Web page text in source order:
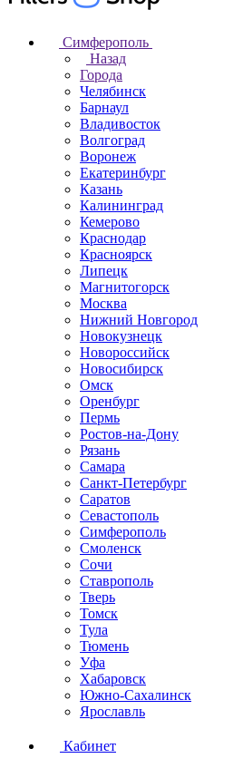
Симферополь
Назад
Города
Челябинск
Барнаул
Владивосток
Волгоград
Воронеж
Екатеринбург
Казань
Калининград
Кемерово
Краснодар
Красноярск
Липецк
Магнитогорск
Москва
Нижний Новгород
Новокузнецк
Новороссийск
Новосибирск
Омск
Оренбург
Пермь
Ростов-на-Дону
Рязань
Самара
Санкт-Петербург
Саратов
Севастополь
Симферополь
Смоленск
Сочи
Ставрополь
Тверь
Томск
Тула
Тюмень
Уфа
Хабаровск
Южно-Сахалинск
Ярославль
Кабинет